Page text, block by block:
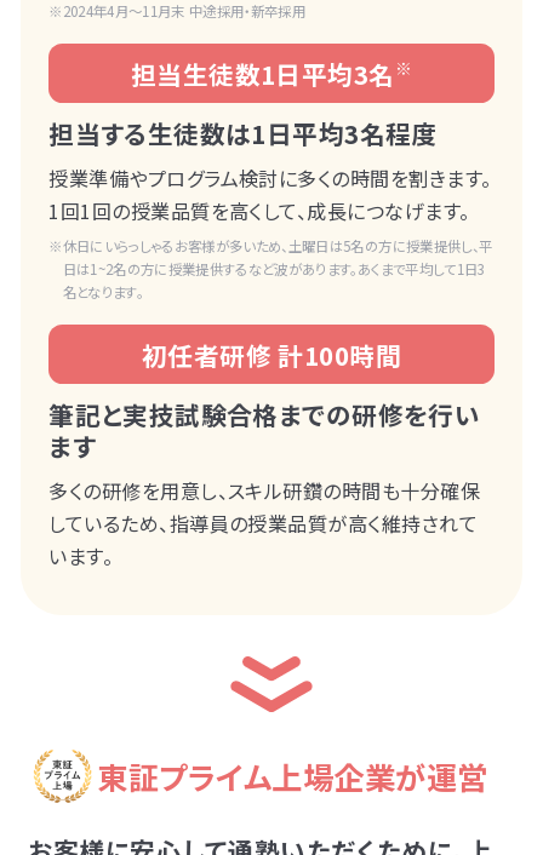
2024年4月～11月末 中途採用・新卒採用
担当生徒数1日平均3名 ※
担当する生徒数は1日平均3名程度
授業準備やプログラム検討に多くの時間を割きます。
1回1回の授業品質を高くして、成長につなげます。
休日にいらっしゃるお客様が多いため、土曜日は5名の方に授業提供し、平
日は1~2名の方に授業提供するなど波があります。あくまで平均して1日3
名となります。
初任者研修 計100時間
筆記と実技試験合格までの研修を行い
ます
多くの研修を用意し、スキル研鑽の時間も十分確保
しているため、指導員の授業品質が高く維持されて
います。
東証プライム上場企業が運営